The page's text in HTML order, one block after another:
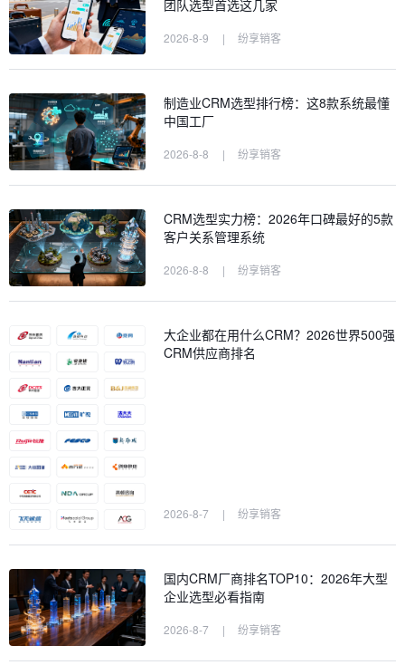
团队选型首选这几家
2026-8-9 | 纷享销客
制造业CRM选型排行榜：这8款系统最懂
中国工厂
2026-8-8 | 纷享销客
CRM选型实力榜：2026年口碑最好的5款
客户关系管理系统
2026-8-8 | 纷享销客
大企业都在用什么CRM？2026世界500强
CRM供应商排名
2026-8-7 | 纷享销客
国内CRM厂商排名TOP10：2026年大型
企业选型必看指南
2026-8-7 | 纷享销客